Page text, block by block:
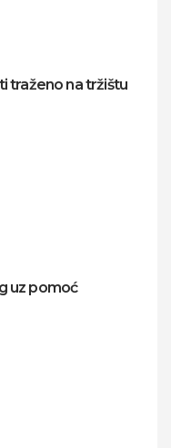
traženo na tržištu
uz pomoć